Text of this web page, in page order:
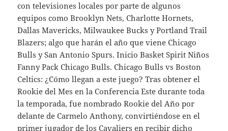
con televisiones locales por parte de algunos
equipos como Brooklyn Nets, Charlotte Hornets,
Dallas Mavericks, Milwaukee Bucks y Portland Trail
Blazers; algo que harán el año que viene Chicago
Bulls y San Antonio Spurs. Inicio Basket Spirit Niños
Fanny Pack Chicago Bulls. Chicago Bulls vs Boston
Celtics: ¿Cómo llegan a este juego? Tras obtener el
Rookie del Mes en la Conferencia Este durante toda
la temporada, fue nombrado Rookie del Año por
delante de Carmelo Anthony, convirtiéndose en el
primer jugador de los Cavaliers en recibir dicho